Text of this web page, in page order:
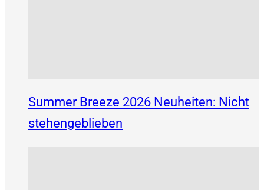
Summer Breeze 2026 Neuheiten: Nicht
stehengeblieben